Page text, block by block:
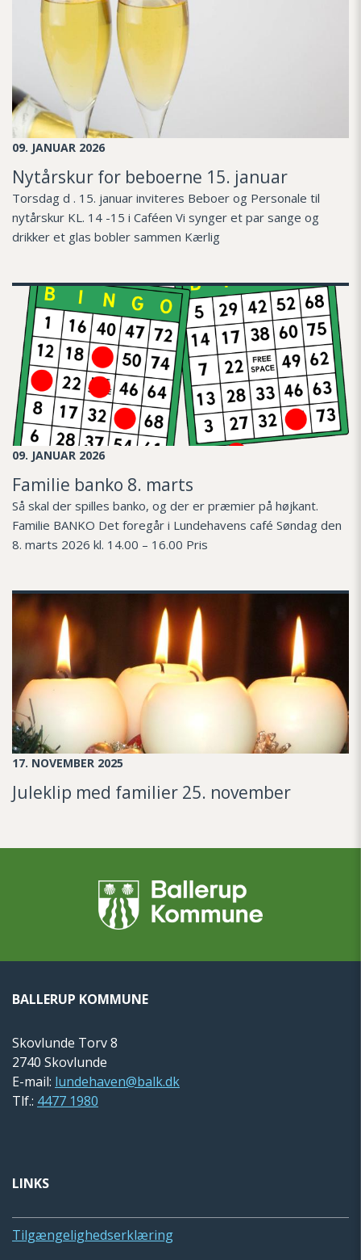
09. JANUAR 2026
Nytårskur for beboerne 15. januar
Torsdag d . 15. januar inviteres Beboer og Personale til
nytårskur KL. 14 -15 i Caféen Vi synger et par sange og
drikker et glas bobler sammen Kærlig
09. JANUAR 2026
Familie banko 8. marts
Så skal der spilles banko, og der er præmier på højkant.
Familie BANKO Det foregår i Lundehavens café Søndag den
8. marts 2026 kl. 14.00 – 16.00 Pris
17. NOVEMBER 2025
Juleklip med familier 25. november
BALLERUP KOMMUNE
Skovlunde Torv 8
2740 Skovlunde
E-mail: lundehaven@balk.dk
Tlf.: 4477 1980
LINKS
Tilgængelighedserklæring